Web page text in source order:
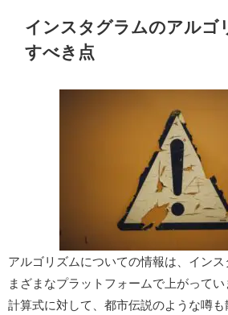
インスタグラムのアルゴ
すべき点
アルゴリズムについての情報は、イン
まざまなプラットフォームで上がって
計算式に対して、都市伝説のような噂も